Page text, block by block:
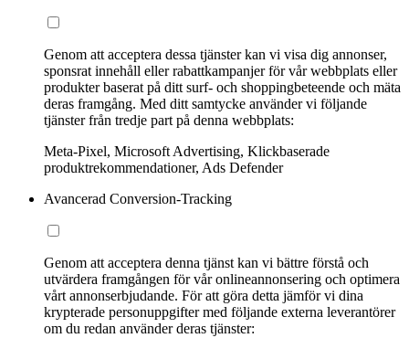
Genom att acceptera dessa tjänster kan vi visa dig annonser,
sponsrat innehåll eller rabattkampanjer för vår webbplats eller
produkter baserat på ditt surf- och shoppingbeteende och mäta
deras framgång. Med ditt samtycke använder vi följande
tjänster från tredje part på denna webbplats:
Meta-Pixel, Microsoft Advertising, Klickbaserade
produktrekommendationer, Ads Defender
Avancerad Conversion-Tracking
Genom att acceptera denna tjänst kan vi bättre förstå och
utvärdera framgången för vår onlineannonsering och optimera
vårt annonserbjudande. För att göra detta jämför vi dina
krypterade personuppgifter med följande externa leverantörer
om du redan använder deras tjänster: